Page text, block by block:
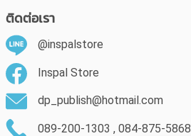
ติดต่อเรา
@inspalstore
Inspal Store
dp_publish@hotmail.com
089-200-1303 , 084-875-5868